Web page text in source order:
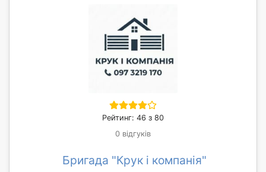
Рейтинг: 46 з 80
0 відгуків
Бригада "Крук і компанія"